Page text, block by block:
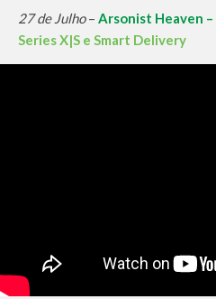
27 de Julho– Arsonist Heaven –
Series X|S e Smart Delivery